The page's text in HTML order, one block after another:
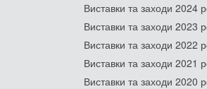
Виставки та заходи 2024
Виставки та заходи 2023
Виставки та заходи 2022
Виставки та заходи 2021
Виставки та заходи 2020